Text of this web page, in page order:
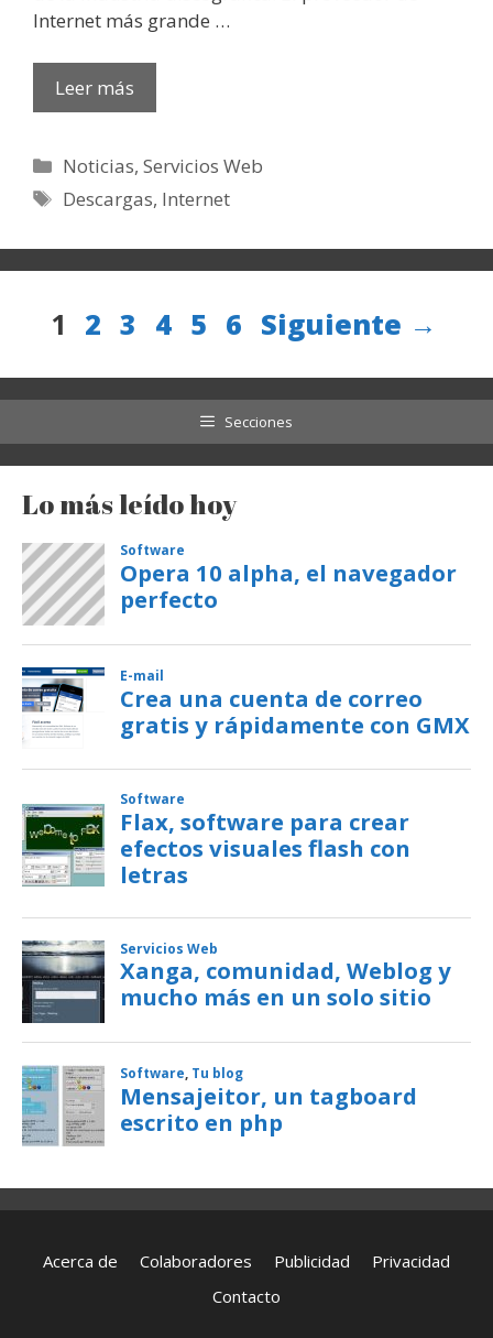
Internet más grande …
Leer más
Categorías
Noticias,Servicios Web
Etiquetas
Descargas, Internet
Página
1 Página
2 Página
3 Página
4 Página
5 Página
6 Siguiente →
Secciones
Lo más leído hoy
Acerca de Colaboradores Publicidad
Privacidad
Contacto